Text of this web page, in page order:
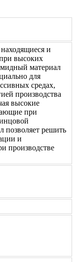
и
высоких
материал
для
средах,
производства
высокие
при
позволяет решить
и
производстве